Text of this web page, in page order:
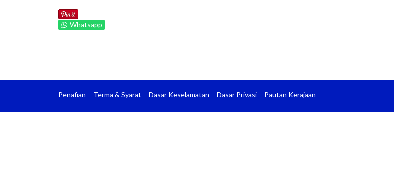
Whatsapp
Penafian Terma & Syarat Dasar Keselamatan Dasar Privasi Pautan Kerajaan